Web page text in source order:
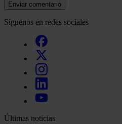
Enviar comentario
Síguenos en redes sociales
Últimas noticias